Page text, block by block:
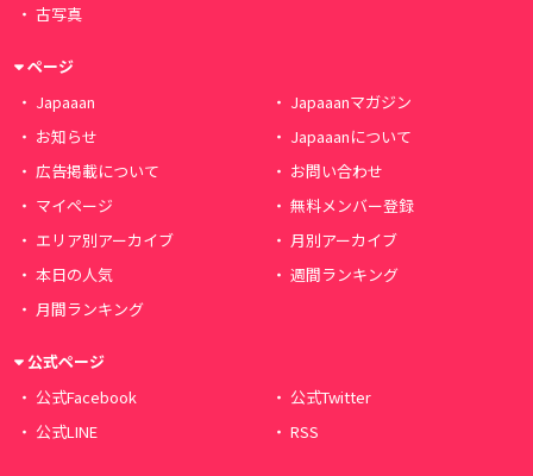
古写真
ページ
Japaaan
Japaaanマガジン
お知らせ
Japaaanについて
広告掲載について
お問い合わせ
マイページ
無料メンバー登録
エリア別アーカイブ
月別アーカイブ
本日の人気
週間ランキング
月間ランキング
公式ページ
公式Facebook
公式Twitter
公式LINE
RSS